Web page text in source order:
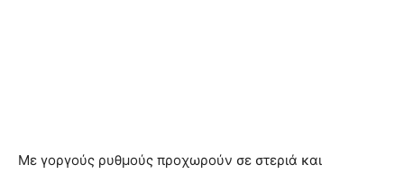
Με γοργούς ρυθμούς προχωρούν σε στεριά και